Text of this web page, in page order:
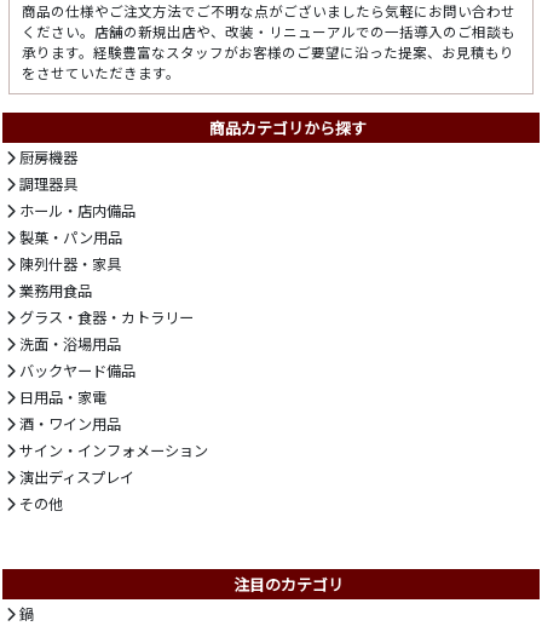
商品の仕様やご注文方法でご不明な点がございましたら気軽にお問い合わせ
ください。店舗の新規出店や、改装・リニューアルでの一括導入のご相談も
承ります。経験豊富なスタッフがお客様のご要望に沿った提案、お見積もり
をさせていただきます。
商品カテゴリから探す
厨房機器
調理器具
ホール・店内備品
製菓・パン用品
陳列什器・家具
業務用食品
グラス・食器・カトラリー
洗面・浴場用品
バックヤード備品
日用品・家電
酒・ワイン用品
サイン・インフォメーション
演出ディスプレイ
その他
注目のカテゴリ
鍋